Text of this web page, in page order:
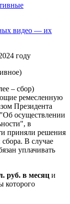
видео — их
– сбор)
ремесленную
Президента
осуществлении
в
приняли решения
В случае
уплачивать
руб. в месяц и
которого